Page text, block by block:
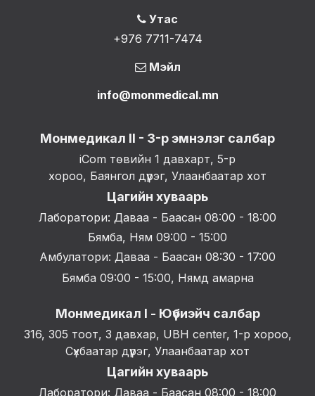
Утас
+976 7711-7474
Мэйл
info@monmedical.mn
Монмедикал II - 3-р эмнэлэг салбар
iCom төвийн 1 давхарт, 5-р
хороо, Баянгол дүүрэг, Улаанбаатар хот
Цагийн хуваарь
Лаборатори: Даваа - Баасан 08:00 - 18:00
Бямба, Ням 09:00 - 15:00
Амбулатори: Даваа - Баасан 08:30 - 17:00
Бямба 09:00 - 15:00, Нямд амарна
Монмедикал I - Юүбиэйч салбар
316, 305 тоот, 3 давхар, UBH center, 1-р хороо,
Сүхбаатар дүүрэг, Улаанбаатар хот
Цагийн хуваарь
Лаборатори: Даваа - Баасан 08:00 - 18:00